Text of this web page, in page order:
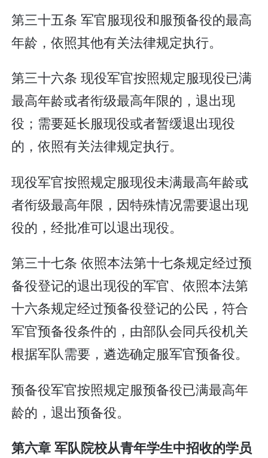
第三十五条 军官服现役和服预备役的最高
年龄，依照其他有关法律规定执行。
第三十六条 现役军官按照规定服现役已满
最高年龄或者衔级最高年限的，退出现
役；需要延长服现役或者暂缓退出现役
的，依照有关法律规定执行。
现役军官按照规定服现役未满最高年龄或
者衔级最高年限，因特殊情况需要退出现
役的，经批准可以退出现役。
第三十七条 依照本法第十七条规定经过预
备役登记的退出现役的军官、依照本法第
十六条规定经过预备役登记的公民，符合
军官预备役条件的，由部队会同兵役机关
根据军队需要，遴选确定服军官预备役。
预备役军官按照规定服预备役已满最高年
龄的，退出预备役。
第六章 军队院校从青年学生中招收的学员